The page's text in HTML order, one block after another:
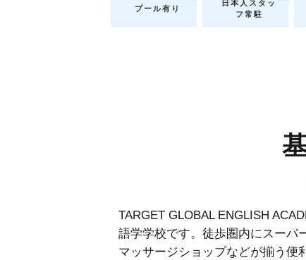
プール有り
日本人スタッ
フ常駐
TARGET GLOBAL ENGLISH
語学学校です。徒歩圏内にスーパ
マッサージショップなどが揃う便